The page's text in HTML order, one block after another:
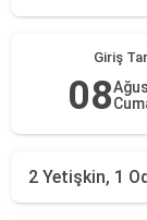
Giriş
08
2 Yetişkin, 1